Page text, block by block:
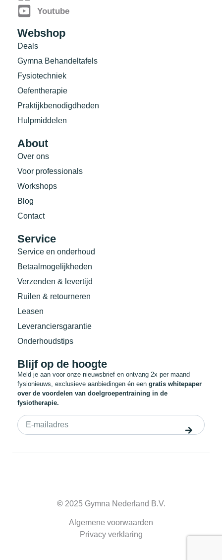
Youtube
Webshop
Deals
Gymna Behandeltafels
Fysiotechniek
Oefentherapie
Praktijkbenodigdheden
Hulpmiddelen
About
Over ons
Voor professionals
Workshops
Blog
Contact
Service
Service en onderhoud
Betaalmogelijkheden
Verzenden & levertijd
Ruilen & retourneren
Leasen
Leveranciersgarantie
Onderhoudstips
Blijf op de hoogte
Meld je aan voor onze nieuwsbrief en ontvang 2x per maand
fysionieuws, exclusieve aanbiedingen én een gratis whitepaper
over de voordelen van doelgroepentraining in de
fysiotherapie.
© 2025 Gymna Nederland B.V.
Algemene voorwaarden
Privacy verklaring